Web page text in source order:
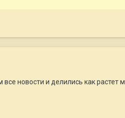
новости и делились как растет